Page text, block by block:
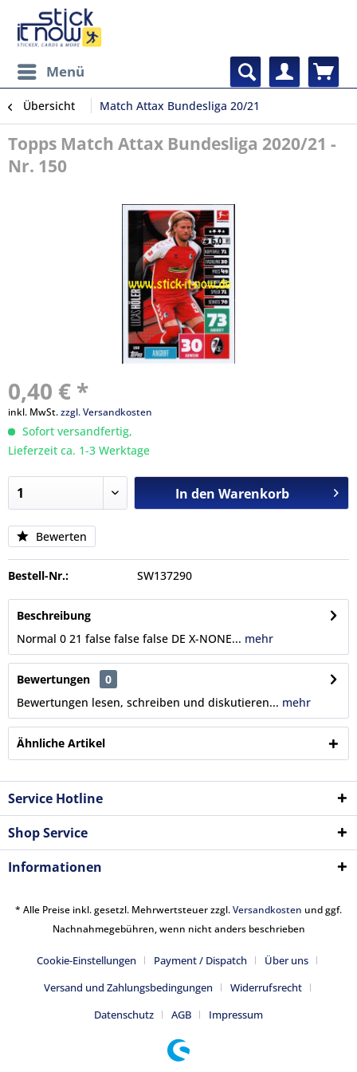
Menü
Übersicht Match Attax Bundesliga 20/21
Topps Match Attax Bundesliga 2020/21 -
Nr. 150
0,40 € *
inkl. MwSt.zzgl. Versandkosten
Sofort versandfertig,
Lieferzeit ca. 1-3 Werktage
In den Warenkorb
Bewerten
Bestell-Nr.: SW137290
Beschreibung
Normal 0 21 false false false DE X-NONE... mehr
Bewertungen
0
Bewertungen lesen, schreiben und diskutieren... mehr
Ähnliche Artikel
Service Hotline
Shop Service
Informationen
* Alle Preise inkl. gesetzl. Mehrwertsteuer zzgl.Versandkosten und ggf.
Nachnahmegebühren, wenn nicht anders beschrieben
Cookie-Einstellungen Payment / Dispatch
Über uns
Versand und Zahlungsbedingungen
Widerrufsrecht
Datenschutz
AGB Impressum